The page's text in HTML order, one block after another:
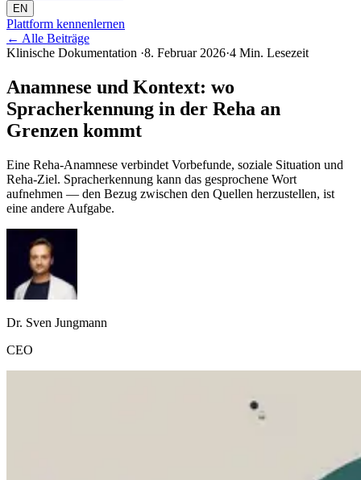
EN
Plattform kennenlernen
← Alle Beiträge
Klinische Dokumentation ·8. Februar 2026·4 Min. Lesezeit
Anamnese und Kontext: wo
Spracherkennung in der Reha an
Grenzen kommt
Eine Reha-Anamnese verbindet Vorbefunde, soziale Situation und
Reha-Ziel. Spracherkennung kann das gesprochene Wort
aufnehmen — den Bezug zwischen den Quellen herzustellen, ist
eine andere Aufgabe.
Dr. Sven Jungmann
CEO